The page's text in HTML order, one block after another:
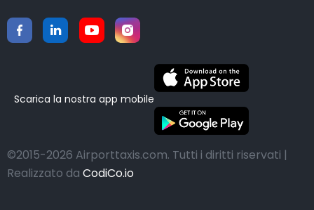
Scarica la nostra app mobile
©2015-2026 Airporttaxis.com. Tutti i diritti riservati |
Realizzato da CodiCo.io